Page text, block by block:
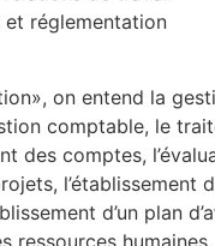
et réglementation
on entend la
comptable, le
des comptes,
l’établissement
d’un plan
ressources